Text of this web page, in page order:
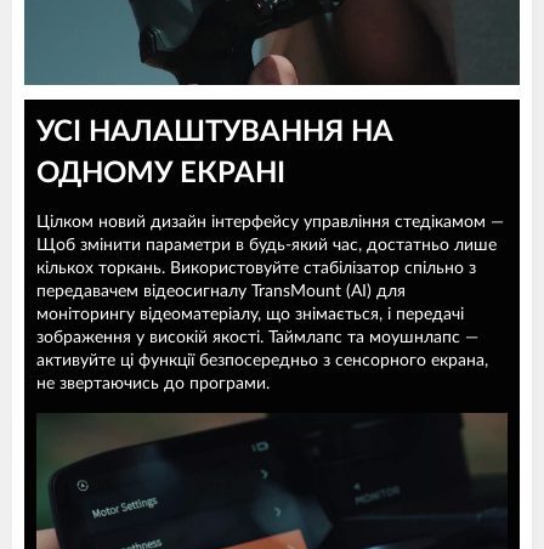
УСІ НАЛАШТУВАННЯ НА
ОДНОМУ ЕКРАНІ
Цілком новий дизайн інтерфейсу управління стедікамом —
Щоб змінити параметри в будь-який час, достатньо лише
кількох торкань. Використовуйте стабілізатор спільно з
передавачем відеосигналу TransMount (AI) для
моніторингу відеоматеріалу, що знімається, і передачі
зображення у високій якості. Таймлапс та моушнлапс —
активуйте ці функції безпосередньо з сенсорного екрана,
не звертаючись до програми.